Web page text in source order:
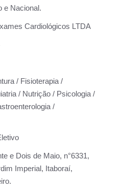
e Nacional.
Cardiológicos LTDA
/ Fisioterapia /
/ Nutrição / Psicologia /
/
e Dois de Maio, n°6331,
Imperial, Itaboraí,